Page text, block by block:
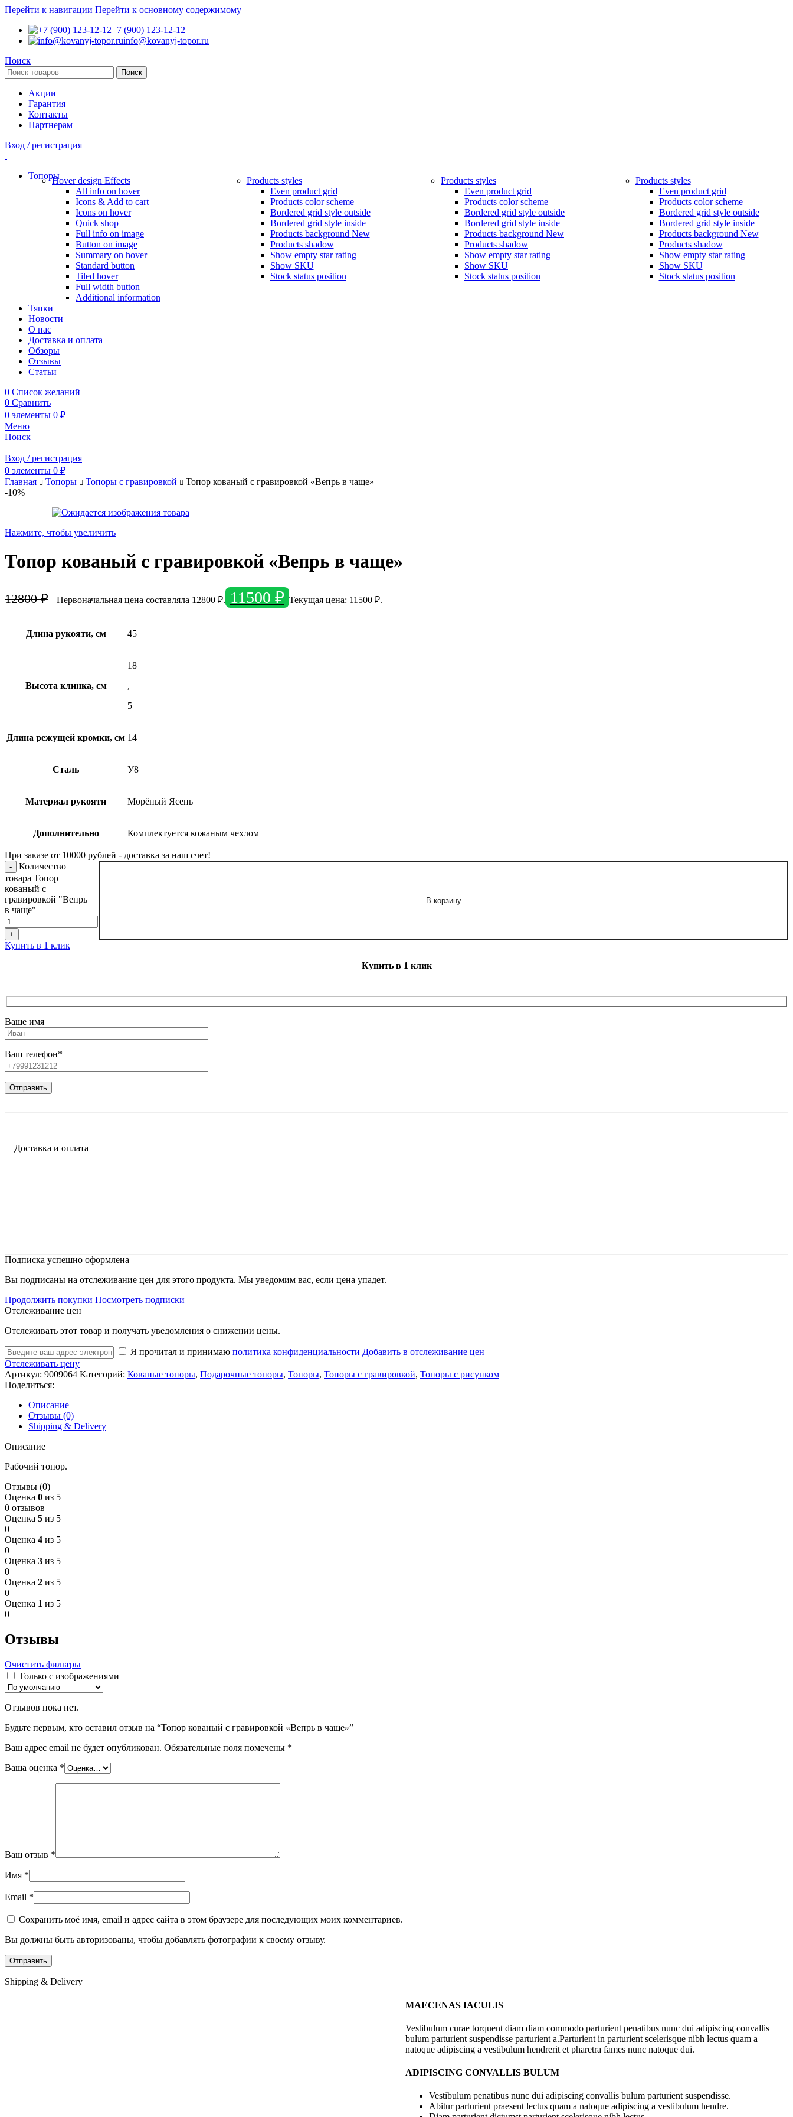
Перейти к навигации Перейти к основному содержимому
+7 (900) 123-12-12
info@kovanyj-topor.ru
Поиск
Поиск
Акции
Гарантия
Контакты
Партнерам
Вход / регистрация
ТопорыHover design Effects
All info on hover
Icons & Add to cart
Icons on hover
Quick shop
Full info on image
Button on image
Summary on hover
Standard button
Tiled hover
Full width button
Additional information
Products styles
Even product grid
Products color scheme
Bordered grid style outside
Bordered grid style inside
Products background New
Products shadow
Show empty star rating
Show SKU
Stock status position
Products styles
Even product grid
Products color scheme
Bordered grid style outside
Bordered grid style inside
Products background New
Products shadow
Show empty star rating
Show SKU
Stock status position
Products styles
Even product grid
Products color scheme
Bordered grid style outside
Bordered grid style inside
Products background New
Products shadow
Show empty star rating
Show SKU
Stock status position
Тяпки
Новости
О нас
Доставка и оплата
Обзоры
Отзывы
Статьи
0 Список желаний
0 Сравнить
0 элементы 0 ₽
Меню
Поиск
Вход / регистрация
0 элементы 0 ₽
Главная
Топоры Топоры с гравировкой
Топор кованый с гравировкой «Вепрь в чаще»
-10%
Нажмите, чтобы увеличить
Топор кованый с гравировкой «Вепрь в чаще»
12800₽ Первоначальная цена составляла 12800 ₽. 11500 ₽ Текущая цена: 11500 ₽.
Длина рукояти, см 45
Высота клинка, см
18
,
5
Длина режущей кромки, см 14
Сталь У8
Материал рукояти Морёный Ясень
Дополнительно Комплектуется кожаным чехлом
При заказе от 10000 рублей - доставка за наш счет!
Количество
товара Топор
кованый с
гравировкой "Вепрь
в чаще"
В корзину
Купить в 1 клик
Купить в 1 клик
Ваше имя
Ваш телефон*
Доставка и оплата
Подписка успешно оформлена
Вы подписаны на отслеживание цен для этого продукта. Мы уведомим вас, если цена упадет.
Продолжить покупки Посмотреть подписки
Отслеживание цен
Отслеживать этот товар и получать уведомления о снижении цены.
Я прочитал и принимаю политика конфиденциальности Добавить в отслеживание цен
Отслеживать цену
Артикул: 9009064 Категорий: Кованые топоры, Подарочные топоры, Топоры, Топоры с гравировкой, Топоры с рисунком
Поделиться:
Описание
Отзывы (0)
Shipping & Delivery
Описание
Рабочий топор.
Отзывы (0)
Оценка 0 из 5
0 отзывов
Оценка 5 из 5
0
Оценка 4 из 5
0
Оценка 3 из 5
0
Оценка 2 из 5
0
Оценка 1 из 5
0
Отзывы
Очистить фильтры
Только с изображениями
Отзывов пока нет.
Будьте первым, кто оставил отзыв на “Топор кованый с гравировкой «Вепрь в чаще»”
Ваш адрес email не будет опубликован. Обязательные поля помечены *
Ваша оценка *
Ваш отзыв *
Имя *
Email *
Сохранить моё имя, email и адрес сайта в этом браузере для последующих моих комментариев.
Вы должны быть авторизованы, чтобы добавлять фотографии к своему отзыву.
Shipping & Delivery
MAECENAS IACULIS
Vestibulum curae torquent diam diam commodo parturient penatibus nunc dui adipiscing convallis
bulum parturient suspendisse parturient a.Parturient in parturient scelerisque nibh lectus quam a
natoque adipiscing a vestibulum hendrerit et pharetra fames nunc natoque dui.
ADIPISCING CONVALLIS BULUM
Vestibulum penatibus nunc dui adipiscing convallis bulum parturient suspendisse.
Abitur parturient praesent lectus quam a natoque adipiscing a vestibulum hendre.